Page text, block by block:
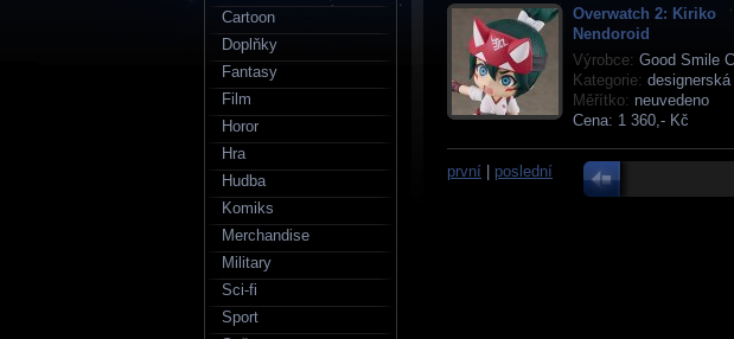
Overwatch 2: Kiriko
Nendoroid
Výrobce: Good Smile
Kategorie:
Měřítko: neuvedeno
Cena: 1 360,- Kč
první poslední
Cartoon
Doplňky
Fantasy
Film
Horor
Hra
Hudba
Komiks
Merchandise
Military
Sci-fi
Sport